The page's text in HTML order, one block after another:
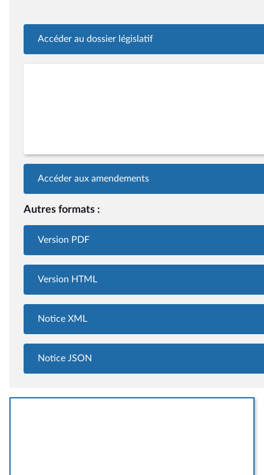
Accéder au dossier législatif
Accéder aux amendements
Autres formats :
Version PDF
Version HTML
Notice XML
Notice JSON